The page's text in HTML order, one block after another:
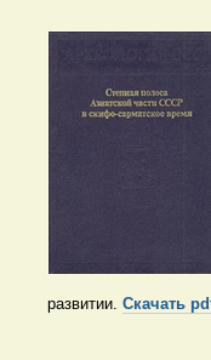
развитии.Скачать